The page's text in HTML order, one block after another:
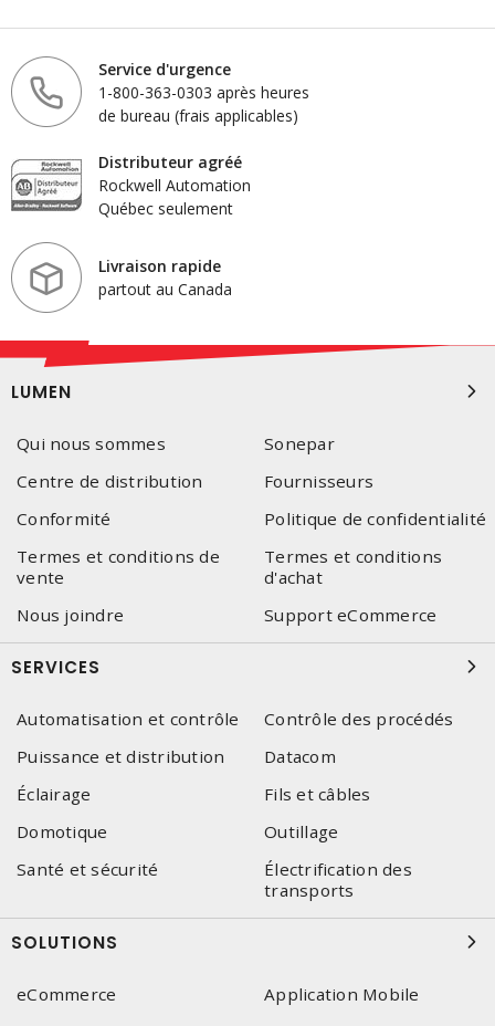
Service d'urgence
1-800-363-0303 après heures
de bureau (frais applicables)
Distributeur agréé
Rockwell Automation
Québec seulement
Livraison rapide
partout au Canada
LUMEN
Qui nous sommes
Sonepar
Centre de distribution
Fournisseurs
Conformité
Politique de confidentialité
Termes et conditions de
vente
Termes et conditions
d'achat
Nous joindre
Support eCommerce
SERVICES
Automatisation et contrôle
Contrôle des procédés
Puissance et distribution
Datacom
Éclairage
Fils et câbles
Domotique
Outillage
Santé et sécurité
Électrification des
transports
SOLUTIONS
eCommerce
Application Mobile